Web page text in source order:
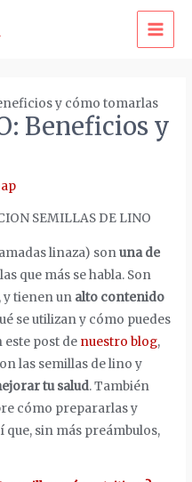
y cómo tomarlas
Beneficios y
linaza) sonuna de
que más se habla. Son
y tienen un alto contenido
se utilizan y cómo puedes
este post de nuestro blog,
las semillas de lino y
tu salud. También
cómo prepararlas y
sin más preámbulos,